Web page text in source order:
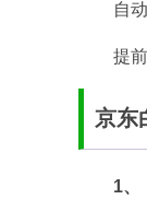
自
提
京东
1、